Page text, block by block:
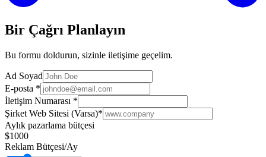
Bir Çağrı Planlayın
Bu formu doldurun, sizinle iletişime geçelim.
Ad Soyad
E-posta *
İletişim Numarası *
Şirket Web Sitesi (Varsa)*
Aylık pazarlama bütçesi
$1000
Reklam Bütçesi/Ay